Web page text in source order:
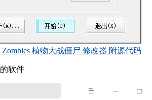
Zombies 植物大战僵尸 修改器 附源代码
软件